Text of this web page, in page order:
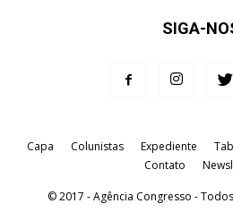
SIGA-
Capa Colunistas Expediente
Contato
© 2017 - Agência Congresso -